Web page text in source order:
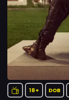
18+ DOB